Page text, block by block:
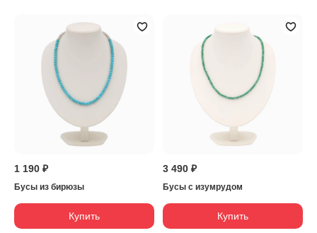
1 190 ₽
Бусы из бирюзы
Купить
3 490 ₽
Бусы с изумрудом
Купить